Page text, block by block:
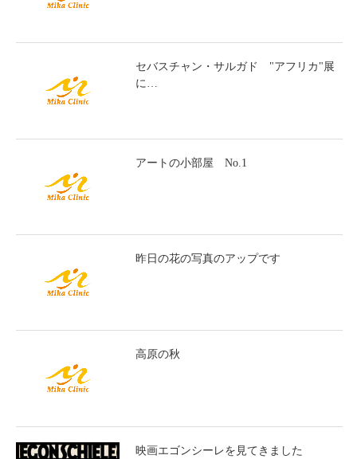
セバスチャン・サルガド "アフリカ"展
に…
アートの小部屋 No.1
昨日の花の写真のアップです
高原の秋
映画エゴンシーレを見てきました